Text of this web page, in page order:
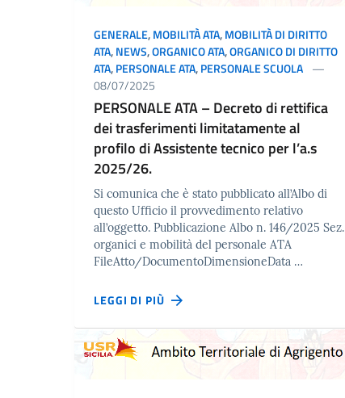
GENERALE,MOBILITÀ ATA,MOBILITÀ DI DIRITTO
ATA,NEWS,ORGANICO ATA,ORGANICO DI DIRITTO
ATA,PERSONALE ATA,PERSONALE SCUOLA
08/07/2025
PERSONALE ATA – Decreto di rettifica
dei trasferimenti limitatamente al
profilo di Assistente tecnico per l’a.s
2025/26.
Si comunica che è stato pubblicato all’Albo di
questo Ufficio il provvedimento relativo
all’oggetto. Pubblicazione Albo n. 146/2025 Sez.
organici e mobilità del personale ATA
FileAtto/DocumentoDimensioneData …
LEGGI DI PIÙ